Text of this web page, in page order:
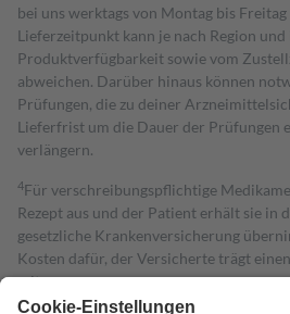
bei uns werktags von Montag bis
Lieferzeitpunkt kann je nach Region
Produktverfügbarkeit sowie vom
abweichen. Darüber hinaus können
Prüfungen, die zu deiner
Lieferfrist um die Dauer der Prüfungen
verlängern.
4Für verschreibungspflichtige
Rezept aus und der Patient erhält sie in
gesetzliche Krankenversicherung
Kosten dafür, der Versicherte trägt
mit.
Grundsätzlich leisten Mitglieder